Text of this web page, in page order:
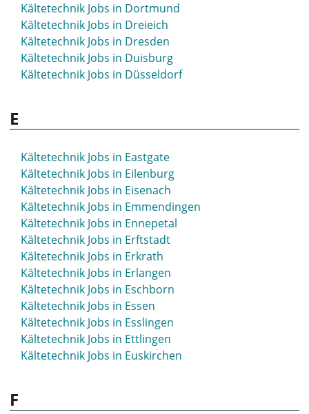
Kältetechnik Jobs in Dortmund
Kältetechnik Jobs in Dreieich
Kältetechnik Jobs in Dresden
Kältetechnik Jobs in Duisburg
Kältetechnik Jobs in Düsseldorf
E
Kältetechnik Jobs in Eastgate
Kältetechnik Jobs in Eilenburg
Kältetechnik Jobs in Eisenach
Kältetechnik Jobs in Emmendingen
Kältetechnik Jobs in Ennepetal
Kältetechnik Jobs in Erftstadt
Kältetechnik Jobs in Erkrath
Kältetechnik Jobs in Erlangen
Kältetechnik Jobs in Eschborn
Kältetechnik Jobs in Essen
Kältetechnik Jobs in Esslingen
Kältetechnik Jobs in Ettlingen
Kältetechnik Jobs in Euskirchen
F